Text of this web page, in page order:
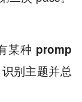
某种 promp
别主题并总